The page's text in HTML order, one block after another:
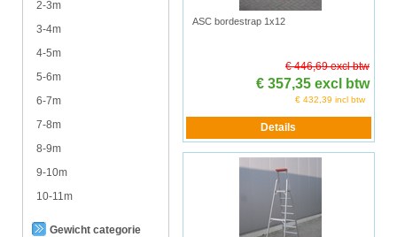
2-3m
3-4m
4-5m
5-6m
6-7m
7-8m
8-9m
9-10m
10-11m
Gewicht categorie
ASC bordestrap 1x12
€ 446,69 excl btw
€ 357,35 excl btw
€ 432,39 incl btw